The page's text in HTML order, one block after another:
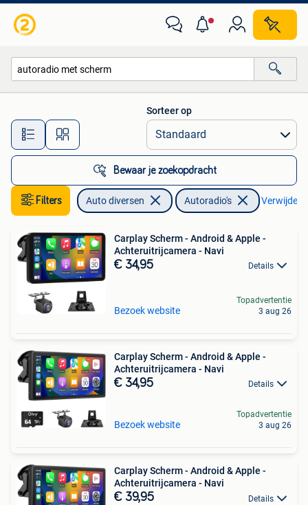
Alle afstanden…
Sorteer op
Bewaar je zoekopdracht
Filters Auto diversen Autoradio's Verwijder
Carplay Scherm - Android & Apple -
Achteruitrijcamera - Navi
€ 34,95 Details
Bezoek website
Topadvertentie
3 aug 26
Carplay Scherm - Android & Apple -
Achteruitrijcamera - Navi
€ 34,95 Details
Bezoek website
Topadvertentie
3 aug 26
Carplay Scherm - Android & Apple -
Achteruitrijcamera - Navi
€ 39,95 Details